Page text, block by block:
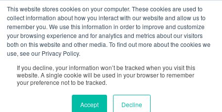
This website stores cookies on your computer. These cookies are used to
collect information about how you interact with our website and allow us to
remember you. We use this information in order to improve and customize
your browsing experience and for analytics and metrics about our visitors
both on this website and other media. To find out more about the cookies we
use, see our Privacy Policy.
If you decline, your information won’t be tracked when you visit this
website. A single cookie will be used in your browser to remember
your preference not to be tracked.
Accept Decline
contenido
contenido
Herramientas de la calidad
¿Qué son las herramientas de la calidad?